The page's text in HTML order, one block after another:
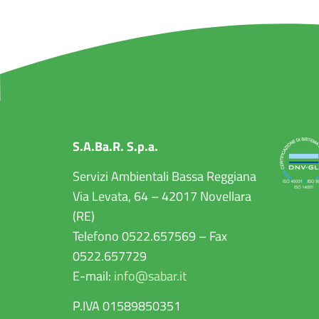
S.A.Ba.R. S.p.a.
Servizi Ambientali Bassa Reggiana
Via Levata, 64 – 42017 Novellara
(RE)
Telefono 0522.657569 – Fax
0522.657729
E-mail: info@sabar.it
P.IVA 01589850351